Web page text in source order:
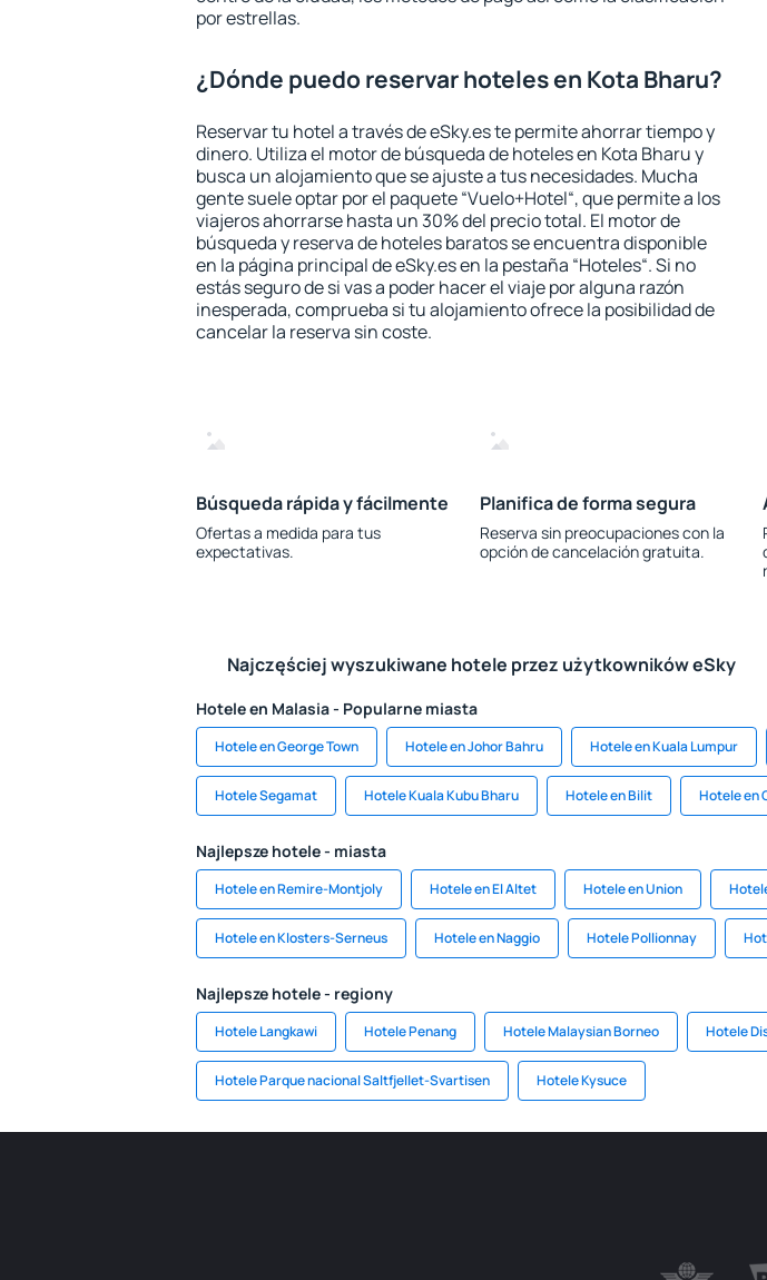
por estrellas.
¿Dónde puedo reservar hoteles en Kota Bharu?
Reservar tu hotel a través de eSky.es te permite ahorrar tiempo y
dinero. Utiliza el motor de búsqueda de hoteles en Kota Bharu y
busca un alojamiento que se ajuste a tus necesidades. Mucha
gente suele optar por el paquete “Vuelo+Hotel“, que permite a los
viajeros ahorrarse hasta un 30% del precio total. El motor de
búsqueda y reserva de hoteles baratos se encuentra disponible
en la página principal de eSky.es en la pestaña “Hoteles“. Si no
estás seguro de si vas a poder hacer el viaje por alguna razón
inesperada, comprueba si tu alojamiento ofrece la posibilidad de
cancelar la reserva sin coste.
Búsqueda rápida y fácilmente
Ofertas a medida para tus
expectativas.
Planifica de forma segura
Reserva sin preocupaciones con la
opción de cancelación gratuita.
Najczęściej wyszukiwane hotele przez użytkowników eSky
Hotele en Malasia - Popularne miasta
Hotele en George Town Hotele en Johor Bahru Hotele en Kuala Lumpur
Hotele Segamat Hotele Kuala Kubu Bharu Hotele en Bilit Hotele en
Najlepsze hotele - miasta
Hotele en Remire-Montjoly Hotele en El Altet Hotele en Union
Hotele en Klosters-Serneus Hotele en Naggio Hotele Pollionnay
Najlepsze hotele - regiony
Hotele Langkawi Hotele Penang Hotele Malaysian Borneo Hotele
Hotele Parque nacional Saltfjellet-Svartisen Hotele Kysuce